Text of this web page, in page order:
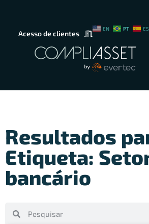
Acesso de clientes
EN PT ES
Resultados
Etiqueta:
bancário